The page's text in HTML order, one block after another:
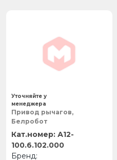
Привод рычагов,
Белробот
А12-
100.6.102.000
Уточняйте у
менеджера